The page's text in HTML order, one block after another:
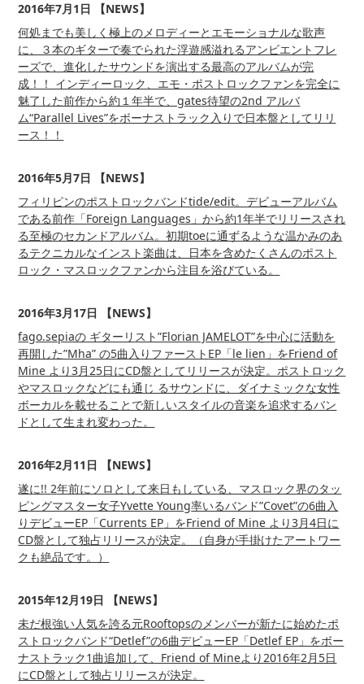
2016年7月1日 【NEWS】
何処までも美しく極上のメロディーとエモーショナルな歌声
に、３本のギターで奏でられた浮遊感溢れるアンビエントフレ
ーズで、進化したサウンドを演出する最高のアルバムが完
成！！ インディーロック、エモ・ポストロックファンを完全に
魅了した前作から約１年半で、gates待望の2nd アルバ
ム“Parallel Lives”をボーナストラック入りで日本盤としてリリ
ース！！
2016年5月7日 【NEWS】
フィリピンのポストロックバンドtide/edit。デビューアルバム
である前作「Foreign Languages」から約1年半でリリースされ
る至極のセカンドアルバム。初期toeに通ずるような温かみのあ
るテクニカルなインスト楽曲は、日本を含めたくさんのポスト
ロック・マスロックファンから注目を浴びている。
2016年3月17日 【NEWS】
fago.sepiaの ギターリスト”Florian JAMELOT”を中心に活動を
再開した”Mha” の5曲入りファーストEP「le lien」をFriend of
Mine より3月25日にCD盤としてリリースが決定。ポストロック
やマスロックなどにも通じ るサウンドに、ダイナミックな女性
ボーカルを載せることで新しいスタイルの音楽を追求するバン
ドとして生まれ変わった。
2016年2月11日 【NEWS】
遂に!!2年前にソロとして来日もしている、マスロック界のタッ
ピングマスター女子Yvette Young率いるバンド”Covet”の6曲入
りデビューEP 「Currents EP 」をFriend of Mine より3月4日に
CD盤として独占リリースが決定。（自身が手掛けたアートワー
クも絶品です。）
2015年12月19日 【NEWS】
未だ根強い人気を誇る元Rooftopsのメンバーが新たに始めたポ
ストロックバンド“Detlef”の6曲デビューEP「Detlef EP」をボー
ナストラック1曲追加して、Friend of Mineより2016年2月5日
にCD盤として独占リリースが決定。